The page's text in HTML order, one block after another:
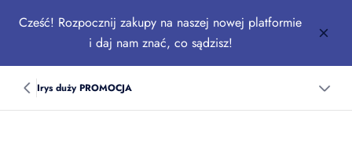
Cześć! Rozpocznij zakupy na naszej nowej platformie
i daj nam znać, co sądzisz!
Irys duży PROMOCJA